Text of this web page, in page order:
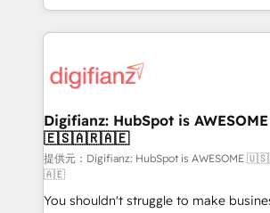
environments, optimise what you've
sure you can actually use it, build
for you and execute it on HubSpot. We are on the
framework, meaning we've been
HubSpot and vetted by the CCS,
can support public sector companies
other ones listed in our profile. Our services: -
HubSpot implementation - HubSpot CMS website
Digifianz: HubSpot is
🇪🇸🇦🇷🇦🇪
提供元：Digifianz: HubSpot is
🇦🇪
You shouldn't struggle to make